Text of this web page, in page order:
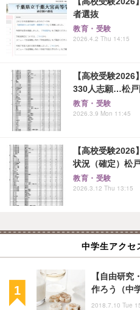
者選抜
教育・受験
2026.4.2 Thu 14:15
【高校受験
330人志願…松戸
教育・受験
2026.3.9 Mon 11:45
【高校受験
状況（確定）松
教育・受験
2026.3.12 Thu 13:15
中学生アクセ
【自由研究
作ろう（中
2018.7.10 Tue